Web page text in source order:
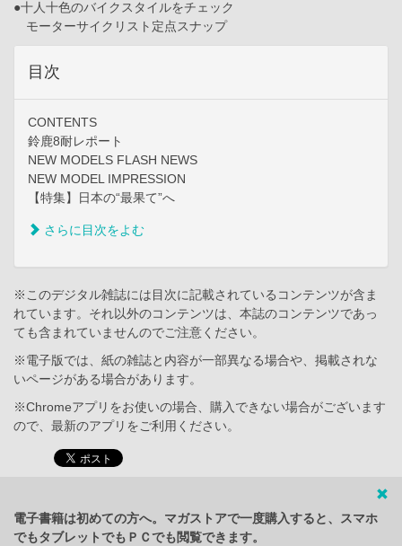
●十人十色のバイクスタイルをチェック
モーターサイクリスト定点スナップ
目次
CONTENTS
鈴鹿8耐レポート
NEW MODELS FLASH NEWS
NEW MODEL IMPRESSION
【特集】日本の“最果て”へ
さらに目次をよむ
※このデジタル雑誌には目次に記載されているコンテンツが含ま
れています。それ以外のコンテンツは、本誌のコンテンツであっ
ても含まれていませんのでご注意ください。
※電子版では、紙の雑誌と内容が一部異なる場合や、掲載されな
いページがある場合があります。
※Chromeアプリをお使いの場合、購入できない場合がございます
ので、最新のアプリをご利用ください。
電子書籍は初めての方へ。マガストアで一度購入すると、スマホ
でもタブレットでもＰＣでも閲覧できます。